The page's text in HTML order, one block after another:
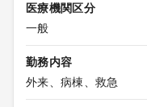
医療機関区分
一般
勤務内容
外来、病棟、救急